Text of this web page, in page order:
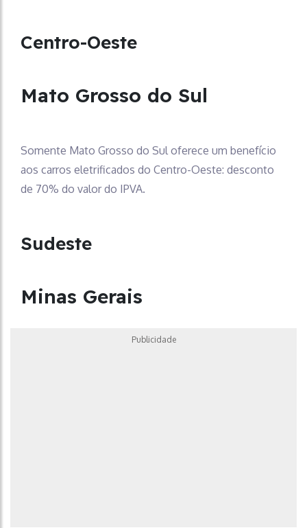
Centro-Oeste
Mato Grosso do Sul
Somente Mato Grosso do Sul oferece um benefício
aos carros eletrificados do Centro-Oeste: desconto
de 70% do valor do IPVA.
Sudeste
Minas Gerais
Publicidade